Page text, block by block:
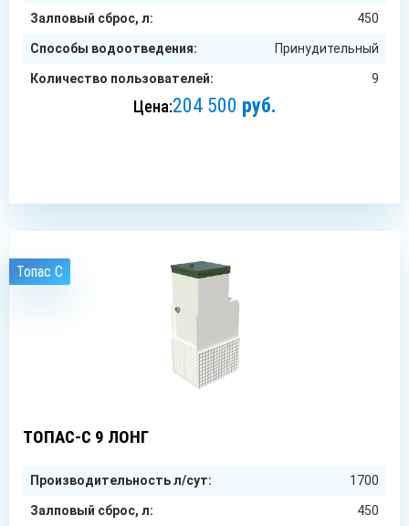
Залповый сброс, л: 450
Способы водоотведения: Принудительный
Количество пользователей: 9
Цена:204 500 руб.
Топас C
ТОПАС-С 9 ЛОНГ
Производительность л/сут: 1700
Залповый сброс, л: 450